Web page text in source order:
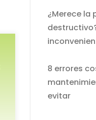
¿Merece la
8 errores
evitar